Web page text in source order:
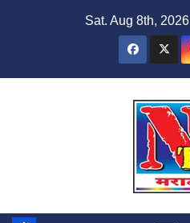
Sat. Aug 8th, 2026